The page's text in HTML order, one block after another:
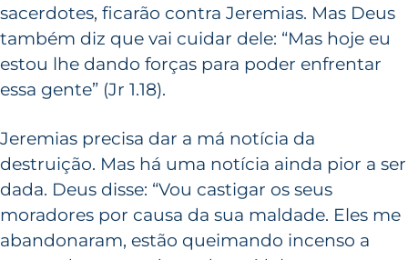
sacerdotes, ficarão contra Jeremias. Mas Deus
também diz que vai cuidar dele: “Mas hoje eu
estou lhe dando forças para poder enfrentar
essa gente” (Jr 1.18).
Jeremias precisa dar a má notícia da
destruição. Mas há uma notícia ainda pior a ser
dada. Deus disse: “Vou castigar os seus
moradores por causa da sua maldade. Eles me
abandonaram, estão queimando incenso a